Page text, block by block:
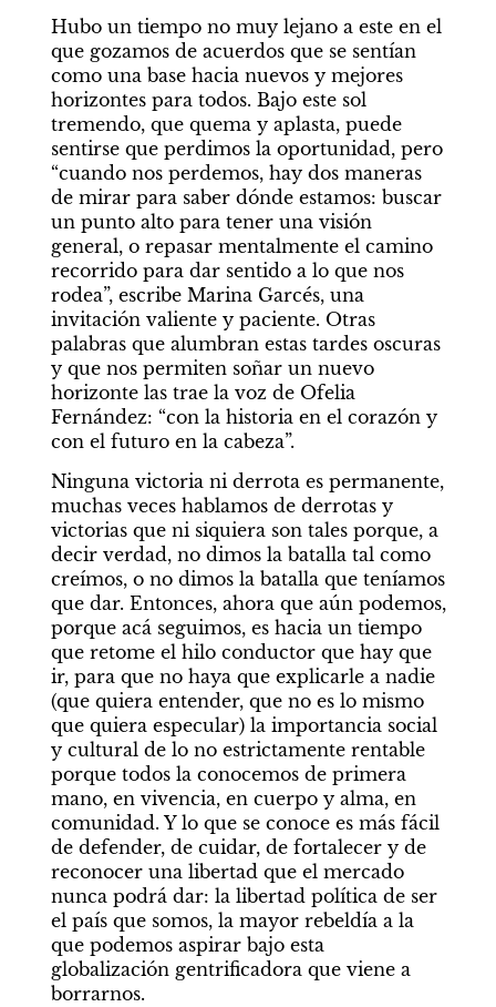
Hubo un tiempo no muy lejano a este en el
que gozamos de acuerdos que se sentían
como una base hacia nuevos y mejores
horizontes para todos. Bajo este sol
tremendo, que quema y aplasta, puede
sentirse que perdimos la oportunidad, pero
“cuando nos perdemos, hay dos maneras
de mirar para saber dónde estamos: buscar
un punto alto para tener una visión
general, o repasar mentalmente el camino
recorrido para dar sentido a lo que nos
rodea”, escribe Marina Garcés, una
invitación valiente y paciente. Otras
palabras que alumbran estas tardes oscuras
y que nos permiten soñar un nuevo
horizonte las trae la voz de Ofelia
Fernández: “con la historia en el corazón y
con el futuro en la cabeza”.
Ninguna victoria ni derrota es permanente,
muchas veces hablamos de derrotas y
victorias que ni siquiera son tales porque, a
decir verdad, no dimos la batalla tal como
creímos, o no dimos la batalla que teníamos
que dar. Entonces, ahora que aún podemos,
porque acá seguimos, es hacia un tiempo
que retome el hilo conductor que hay que
ir, para que no haya que explicarle a nadie
(que quiera entender, que no es lo mismo
que quiera especular) la importancia social
y cultural de lo no estrictamente rentable
porque todos la conocemos de primera
mano, en vivencia, en cuerpo y alma, en
comunidad. Y lo que se conoce es más fácil
de defender, de cuidar, de fortalecer y de
reconocer una libertad que el mercado
nunca podrá dar: la libertad política de ser
el país que somos, la mayor rebeldía a la
que podemos aspirar bajo esta
globalización gentrificadora que viene a
borrarnos.